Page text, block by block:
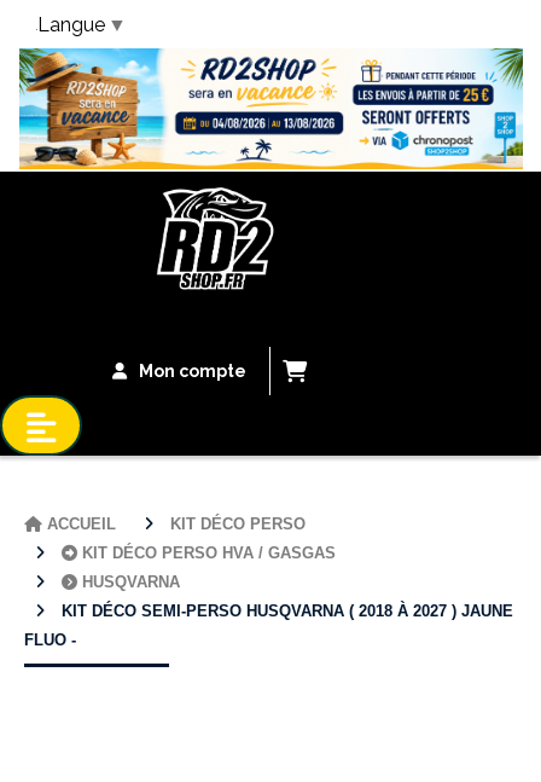
Bandeau Vacances
Mon compte
ACCUEIL
KIT DÉCO PERSO
KIT DÉCO PERSO HVA / GASGAS
HUSQVARNA
KIT DÉCO SEMI-PERSO HUSQVARNA ( 2018 À 2027 ) JAUNE
FLUO -
Langue ▼